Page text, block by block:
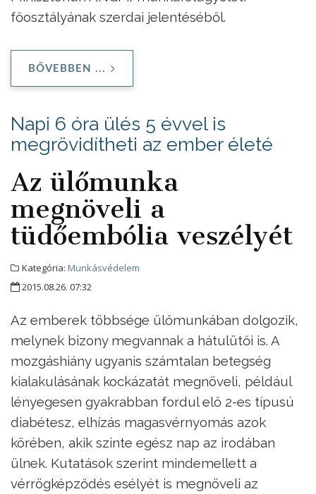
főosztályának szerdai jelentéséből.
BŐVEBBEN ...
Napi 6 óra ülés 5 évvel is
megrövidítheti az ember életé
Az ülőmunka
megnöveli a
tüdőembólia veszélyét
Kategória: Munkásvédelem
2015.08.26. 07:32
Az emberek többsége ülőmunkában dolgozik,
melynek bizony megvannak a hátulütői is. A
mozgáshiány ugyanis számtalan betegség
kialakulásának kockázatát megnöveli, például
lényegesen gyakrabban fordul elő 2-es típusú
diabétesz, elhízás magasvérnyomás azok
körében, akik szinte egész nap az irodában
ülnek. Kutatások szerint mindemellett a
vérrögképződés esélyét is megnöveli az